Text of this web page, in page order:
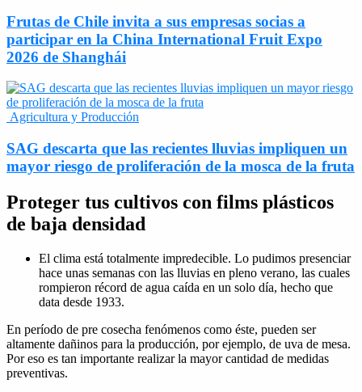
Frutas de Chile invita a sus empresas socias a
participar en la China International Fruit Expo
2026 de Shanghái
Agricultura y Producción
SAG descarta que las recientes lluvias impliquen un
mayor riesgo de proliferación de la mosca de la fruta
Proteger tus cultivos con films plásticos
de baja densidad
El clima está totalmente impredecible. Lo pudimos presenciar
hace unas semanas con las lluvias en pleno verano, las cuales
rompieron récord de agua caída en un solo día, hecho que
data desde 1933.
En período de pre cosecha fenómenos como éste, pueden ser
altamente dañinos para la producción, por ejemplo, de uva de mesa.
Por eso es tan importante realizar la mayor cantidad de medidas
preventivas.